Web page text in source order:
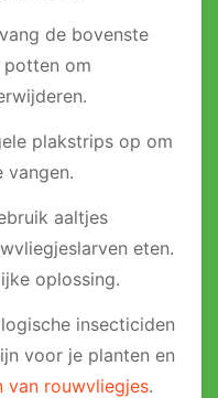
de bovenste
potten om
plakstrips op om
vangen.
aaltjes
eten.
oplossing.
insecticiden
voor je planten en
van rouwvliegjes.